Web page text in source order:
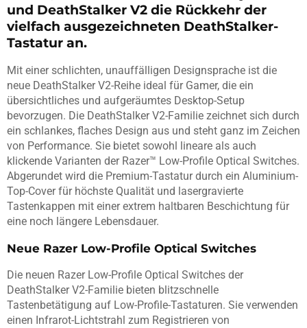
und DeathStalker V2 die Rückkehr der
vielfach ausgezeichneten DeathStalker-
Tastatur an.
Mit einer schlichten, unauffälligen Designsprache ist die
neue DeathStalker V2-Reihe ideal für Gamer, die ein
übersichtliches und aufgeräumtes Desktop-Setup
bevorzugen. Die DeathStalker V2-Familie zeichnet sich durch
ein schlankes, flaches Design aus und steht ganz im Zeichen
von Performance. Sie bietet sowohl lineare als auch
klickende Varianten der Razer™ Low-Profile Optical Switches.
Abgerundet wird die Premium-Tastatur durch ein Aluminium-
Top-Cover für höchste Qualität und lasergravierte
Tastenkappen mit einer extrem haltbaren Beschichtung für
eine noch längere Lebensdauer.
Neue Razer Low-Profile Optical Switches
Die neuen Razer Low-Profile Optical Switches der
DeathStalker V2-Familie bieten blitzschnelle
Tastenbetätigung auf Low-Profile-Tastaturen. Sie verwenden
einen Infrarot-Lichtstrahl zum Registrieren von